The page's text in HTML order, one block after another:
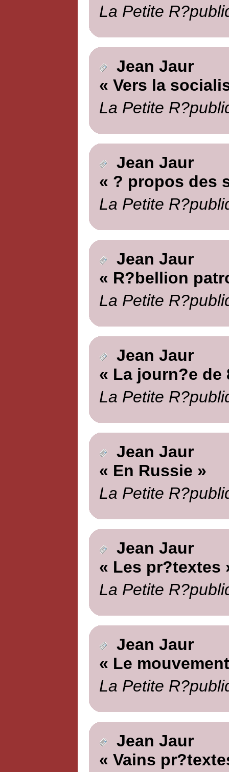
La Petite
Jean Jaur
« Vers la
La Petite
Jean Jaur
« ? propos des
La Petite
Jean Jaur
« R?bellion
La Petite
Jean Jaur
« La journ?e de
La Petite
Jean Jaur
« En Russie »
La Petite
Jean Jaur
« Les pr?textes
La Petite
Jean Jaur
« Le
La Petite
Jean Jaur
« Vains